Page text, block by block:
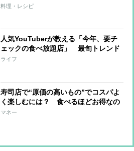
の味がしっかりしていれば“酢ラー
料理・レシピ
人気YouTuberが教える「今年、要チ
ェックの食べ放題店」 最旬トレンド
は野菜食べ放題、高級江戸前寿司の
ライフ
寿司店で“原価の高いもの”でコスパよ
く楽しむには？ 食べるほどお得なの
はイクラ、うに、カニ
マネー